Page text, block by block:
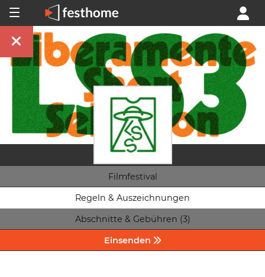
Filmfestival
Regeln & Auszeichnungen
Abschnitte & Gebühren (3)
Einsenden